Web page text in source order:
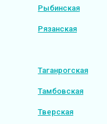
Рыбинская
Рязанская
Таганрогская
Тамбовская
Тверская